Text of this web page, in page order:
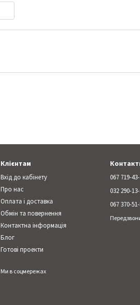
Клієнтам
Вхід до кабінету
Про нас
Оплата і доставка
Обмін та повернення
Контактна інформація
Блог
Готові проекти
Ми в соцмережах
067 719-
032 290-
067 370-